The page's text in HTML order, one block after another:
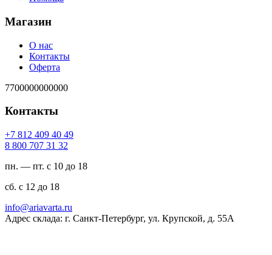
Магазин
О нас
Контакты
Оферта
7700000000000
Контакты
94 04 904 218 7+
23 13 707 008 8
пн. — пт. с 10 до 18
сб. с 12 до 18
ur.atravaira@ofni
Адрес склада: г. Санкт-Петербург, ул. Крупской, д. 55А